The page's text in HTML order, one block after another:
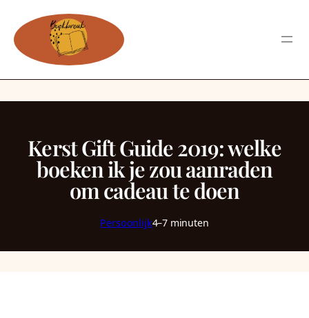
Kerst Gift Guide 2019: welke
boeken ik je zou aanraden
om cadeau te doen
Persoonlijk4–7 minuten